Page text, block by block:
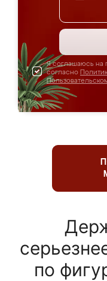
Я соглашаюсь на
согласно
по